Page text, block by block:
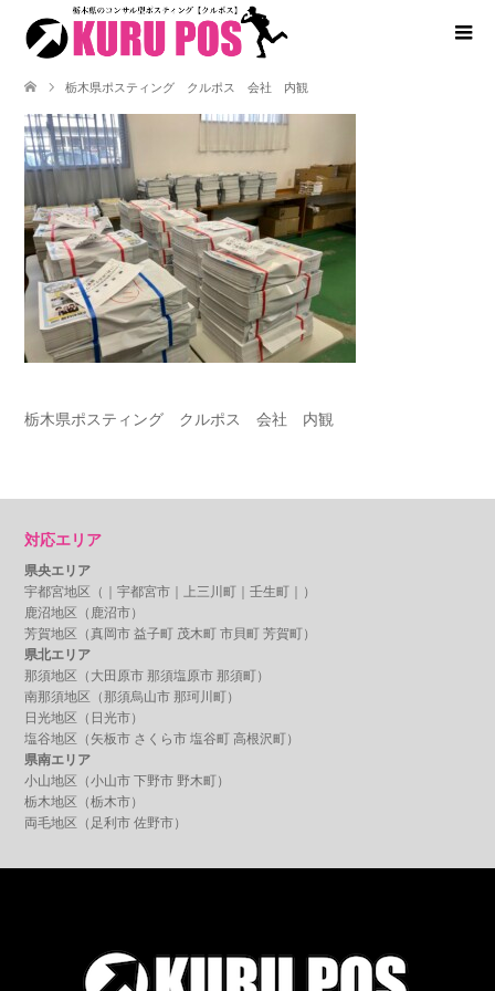
栃木県ポスティング クルポス 会社 内観
栃木県ポスティング クルポス 会社 内観
対応エリア
県央エリア
宇都宮地区（｜ 宇都宮市 上三川町 壬生町 ｜）
鹿沼地区（ 鹿沼市）
芳賀地区（真岡市 益子町 茂木町 市貝町 芳賀町）
県北エリア
那須地区（ 大田原市 那須塩原市 那須町）
南那須地区（那須烏山市 那珂川町）
日光地区（ 日光市）
塩谷地区（ 矢板市 さくら市 塩谷町 高根沢町）
県南エリア
小山地区（小山市 下野市 野木町）
栃木地区（栃木市）
両毛地区（ 足利市 佐野市）